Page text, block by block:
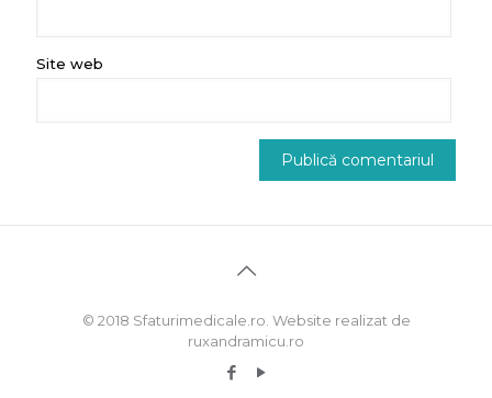
Site web
© 2018 Sfaturimedicale.ro. Website realizat de
ruxandramicu.ro